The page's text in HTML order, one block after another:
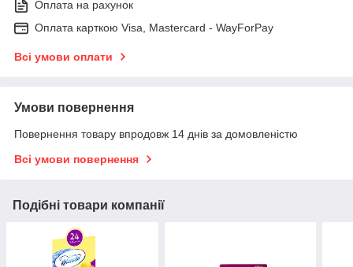
Оплата на рахунок
Оплата карткою Visa, Mastercard - WayForPay
Всі умови оплати
Умови повернення
Повернення товару впродовж 14 днів за домовленістю
Всі умови повернення
Подібні товари компанії